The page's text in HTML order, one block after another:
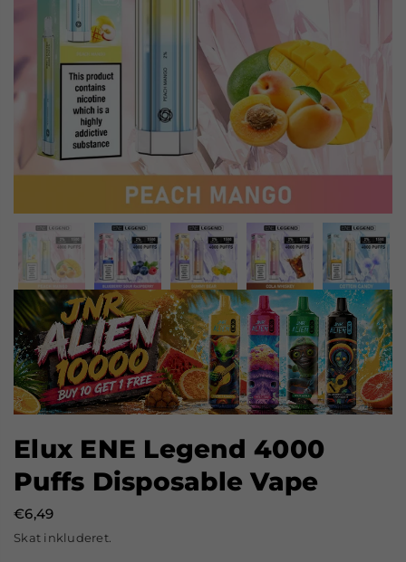
Elux ENE Legend 4000
Puffs Disposable Vape
Normal
pris
€6,49
Skat inkluderet.